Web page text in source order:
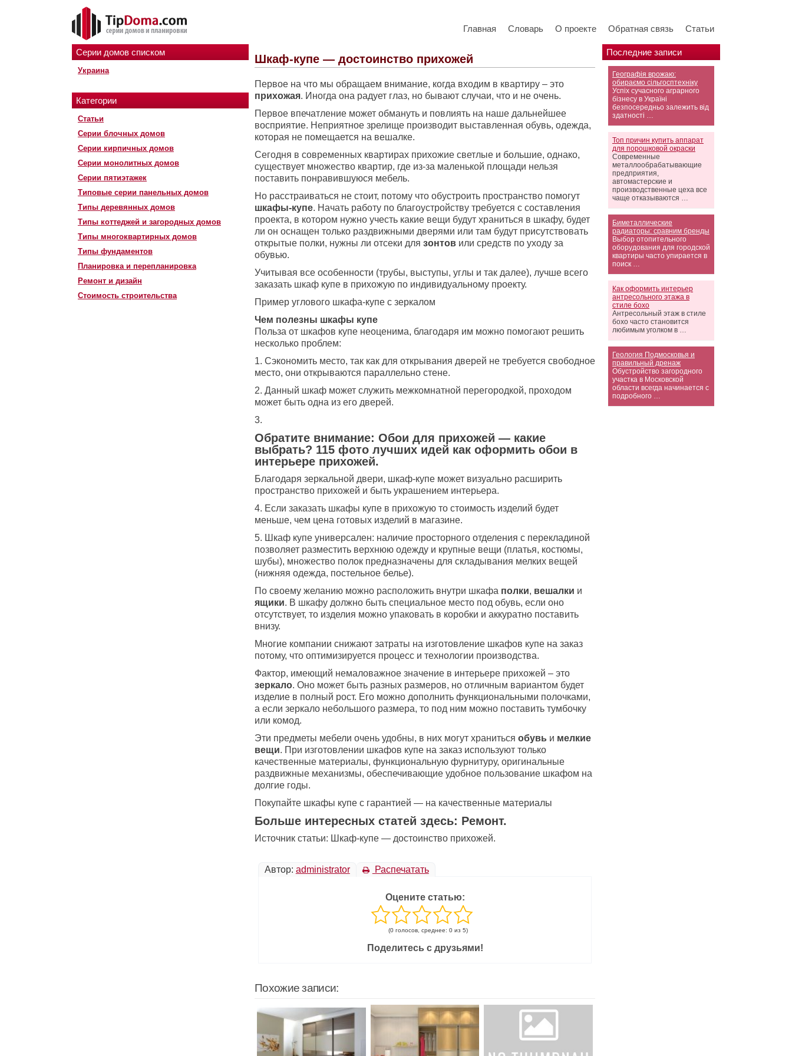
Главная Словарь О проекте Обратная связь Статьи
Серии домов списком
Украина
Категории
Статьи
Серии блочных домов
Серии кирпичных домов
Серии монолитных домов
Серии пятиэтажек
Типовые серии панельных домов
Типы деревянных домов
Типы коттеджей и загородных домов
Типы многоквартирных домов
Типы фундаментов
Планировка и перепланировка
Ремонт и дизайн
Стоимость строительства
Последние записи
Географія врожаю:
обираємо сільгосптехніку
Успіх сучасного аграрного
бізнесу в Україні
безпосередньо залежить від
здатності …
Топ причин купить аппарат
для порошковой окраски
Современные
металлообрабатывающие
предприятия,
автомастерские и
производственные цеха все
чаще отказываются …
Биметаллические
радиаторы: сравним бренды
Выбор отопительного
оборудования для городской
квартиры часто упирается в
поиск …
Как оформить интерьер
антресольного этажа в
стиле бохо
Антресольный этаж в стиле
бохо часто становится
любимым уголком в …
Геология Подмосковья и
правильный дренаж
Обустройство загородного
участка в Московской
области всегда начинается с
подробного …
Шкаф-купе — достоинство прихожей
Первое на что мы обращаем внимание, когда входим в квартиру – это
прихожая. Иногда она радует глаз, но бывают случаи, что и не очень.
Первое впечатление может обмануть и повлиять на наше дальнейшее
восприятие. Неприятное зрелище производит выставленная обувь, одежда,
которая не помещается на вешалке.
Сегодня в современных квартирах прихожие светлые и большие, однако,
существует множество квартир, где из-за маленькой площади нельзя
поставить понравившуюся мебель.
Но расстраиваться не стоит, потому что обустроить пространство помогут
шкафы-купе. Начать работу по благоустройству требуется с составления
проекта, в котором нужно учесть какие вещи будут храниться в шкафу, будет
ли он оснащен только раздвижными дверями или там будут присутствовать
открытые полки, нужны ли отсеки для зонтов или средств по уходу за
обувью.
Учитывая все особенности (трубы, выступы, углы и так далее), лучше всего
заказать шкаф купе в прихожую по индивидуальному проекту.
Пример углового шкафа-купе с зеркалом
Чем полезны шкафы купе
Польза от шкафов купе неоценима, благодаря им можно помогают решить
несколько проблем:
1. Сэкономить место, так как для открывания дверей не требуется свободное
место, они открываются параллельно стене.
2. Данный шкаф может служить межкомнатной перегородкой, проходом
может быть одна из его дверей.
3.
Обратите внимание: Обои для прихожей — какие
выбрать? 115 фото лучших идей как оформить обои в
интерьере прихожей.
Благодаря зеркальной двери, шкаф-купе может визуально расширить
пространство прихожей и быть украшением интерьера.
4. Если заказать шкафы купе в прихожую то стоимость изделий будет
меньше, чем цена готовых изделий в магазине.
5. Шкаф купе универсален: наличие просторного отделения с перекладиной
позволяет разместить верхнюю одежду и крупные вещи (платья, костюмы,
шубы), множество полок предназначены для складывания мелких вещей
(нижняя одежда, постельное белье).
По своему желанию можно расположить внутри шкафа полки, вешалки и
ящики. В шкафу должно быть специальное место под обувь, если оно
отсутствует, то изделия можно упаковать в коробки и аккуратно поставить
внизу.
Многие компании снижают затраты на изготовление шкафов купе на заказ
потому, что оптимизируется процесс и технологии производства.
Фактор, имеющий немаловажное значение в интерьере прихожей – это
зеркало. Оно может быть разных размеров, но отличным вариантом будет
изделие в полный рост. Его можно дополнить функциональными полочками,
а если зеркало небольшого размера, то под ним можно поставить тумбочку
или комод.
Эти предметы мебели очень удобны, в них могут храниться обувь и мелкие
вещи. При изготовлении шкафов купе на заказ используют только
качественные материалы, функциональную фурнитуру, оригинальные
раздвижные механизмы, обеспечивающие удобное пользование шкафом на
долгие годы.
Покупайте шкафы купе с гарантией — на качественные материалы
Больше интересных статей здесь: Ремонт.
Источник статьи: Шкаф-купе — достоинство прихожей.
Автор: administrator Распечатать
Оцените статью:
(0 голосов, среднее: 0 из 5)
Поделитесь с друзьями!
Похожие записи: